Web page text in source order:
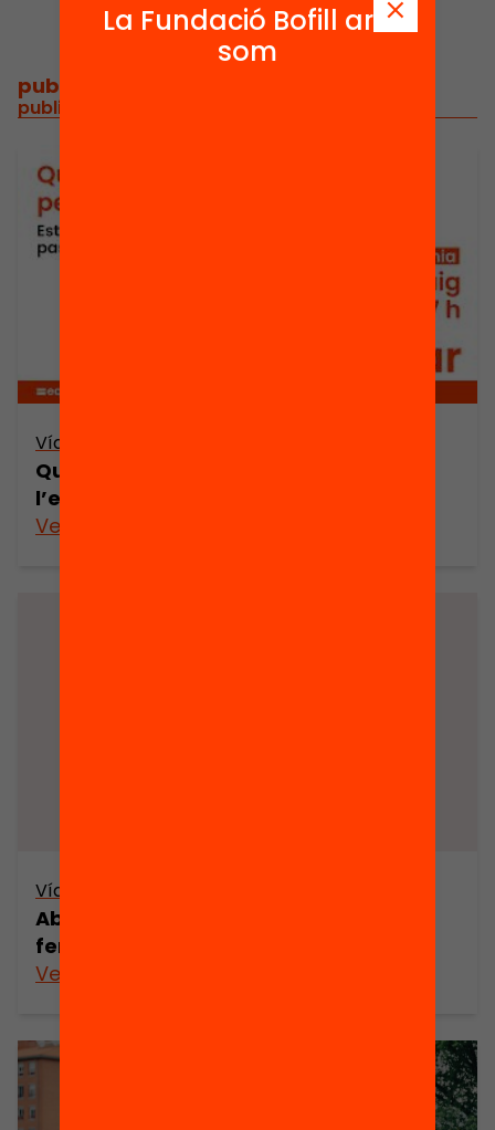
publicacions i vídeos
publicacions i vídeos relacionats
Vídeo
Què més podem fer pel català a
l’educació?
Veure’n més
Vídeo
Abandonament als CFGM: què podem
fer diferent?
Veure’n més
La Fundació Bofill ara
som